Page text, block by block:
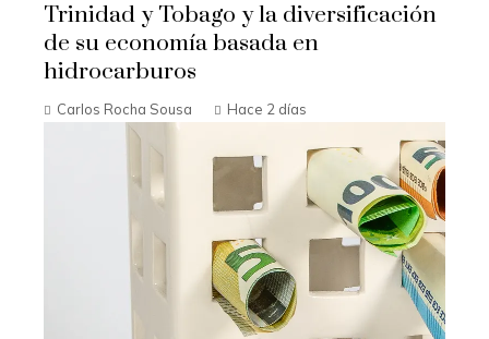
Trinidad y Tobago y la diversificación
de su economía basada en
hidrocarburos
Carlos Rocha Sousa Hace 2 días